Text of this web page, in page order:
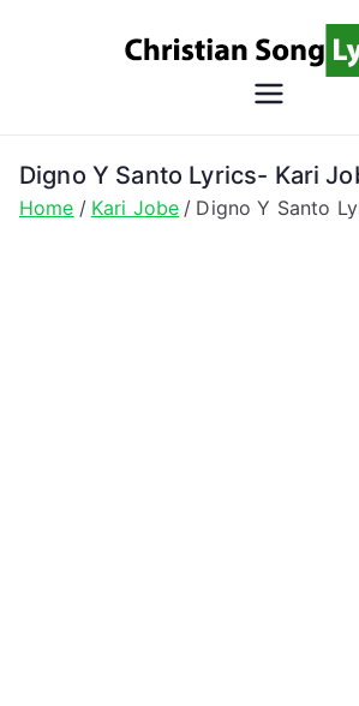
Christian
Digno Y Santo Lyrics- Kari
Home Kari Jobe Digno Y Santo